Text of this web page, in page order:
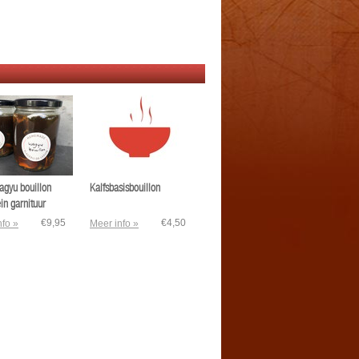
bouillon
garnituur
» €9,95
Kalfsbasisbouillon
Meer info » €4,50